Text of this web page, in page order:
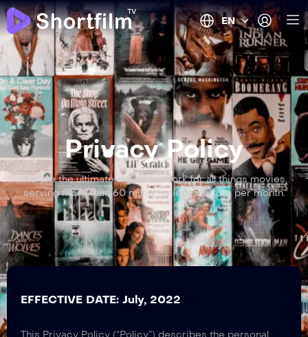
EN
Privacy Policy
We are the ultimate digital network for all things movies,
serving more than 60 million unique visitors per month.
EFFECTIVE DATE: July, 2022
This Privacy Policy (“Policy”) describes the personal